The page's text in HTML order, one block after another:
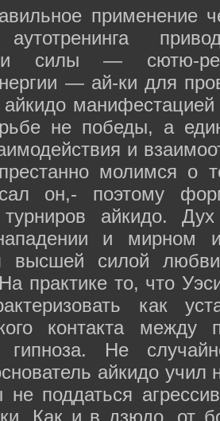
применение
аутотренинга
силы — сютю-
— ай-ки для
не победы, а
и
молимся о
он,- поэтому
турниров айкидо.
и мирном
высшей силой
практике то, что
как
контакта между
гипноза. Не
айкидо учил
не поддаться
Как и в дзюдо, от